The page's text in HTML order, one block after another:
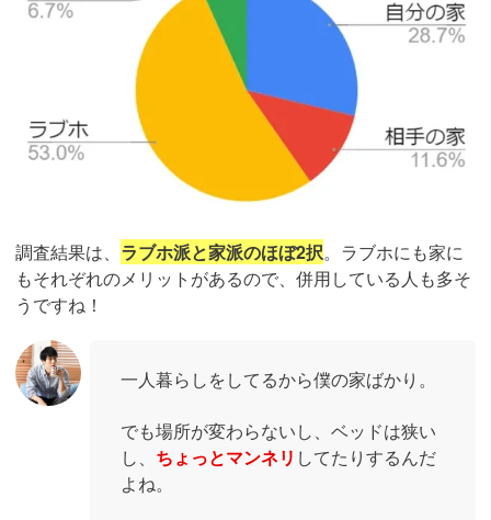
調査結果は、 ラブホ派と家派のほぼ2択。ラブホにも家に
もそれぞれのメリットがあるので、併用している人も多そ
うですね！
一人暮らしをしてるから僕の家ばかり。
でも場所が変わらないし、ベッドは狭い
し、 ちょっとマンネリ してたりするんだ
よね。